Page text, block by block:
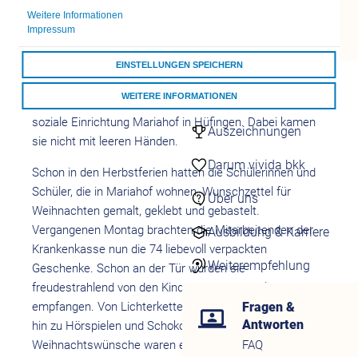
Weitere Informationen
Impressum
EINSTELLUNGEN SPEICHERN
WEITERE INFORMATIONEN
ALLE COOKIES AKZEPTIEREN
Darum vivida bkk
vivida bkk
Auszeichnungen
Darum vivida bkk
Über uns
Ausbildung & Karriere
Weiterempfehlung
Fragen &
Antworten
FAQ
Geschenke
Villingen-Schwenningen / Hüfingen– Es ist bereits zu
einer vorweihnachtlichen Tradition geworden: Zum
zehnten Mal besuchten Mitarbeitende der vivida bkk die
soziale Einrichtung Mariahof in Hüfingen. Dabei kamen
sie nicht mit leeren Händen.
Schon in den Herbstferien hatten die Schülerinnen und
Schüler, die in Mariahof wohnen, Wunschzettel für
Weihnachten gemalt, geklebt und gebastelt.
Vergangenen Montag brachten die Mitarbeitenden der
Krankenkasse nun die 74 liebevoll verpackten
Geschenke. Schon an der Tür wurden sie
freudestrahlend von den Kindern und Jugendlichen
empfangen. Von Lichterketten über Sammelkarten bis
hin zu Hörspielen und Schokolade – die
Weihnachtswünsche waren einfach.